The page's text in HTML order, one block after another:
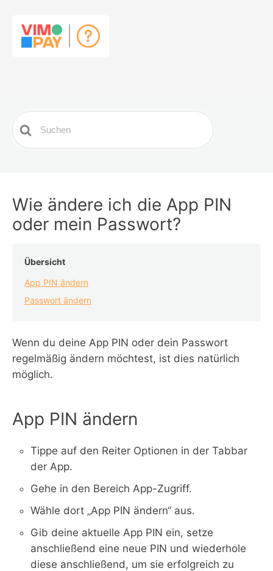
Search
For
Wie ändere ich die App PIN
oder mein Passwort?
Übersicht
App PIN ändern
Passwort ändern
Wenn du deine App PIN oder dein Passwort
regelmäßig ändern möchtest, ist dies natürlich
möglich.
App PIN ändern
Tippe auf den Reiter Optionen in der Tabbar
der App.
Gehe in den Bereich App-Zugriff.
Wähle dort „App PIN ändern“ aus.
Gib deine aktuelle App PIN ein, setze
anschließend eine neue PIN und wiederhole
diese anschließend, um sie erfolgreich zu